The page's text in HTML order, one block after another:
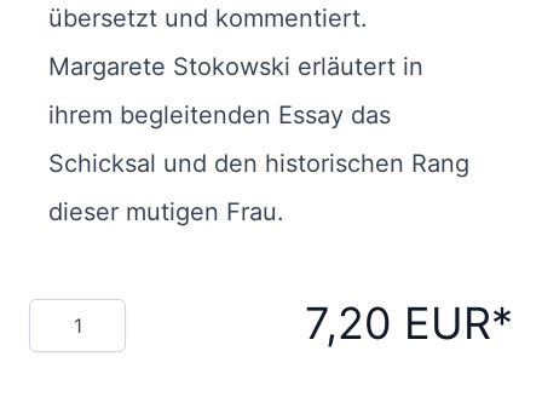
übersetzt und kommentiert.
Margarete Stokowski erläutert in
ihrem begleitenden Essay das
Schicksal und den historischen Rang
dieser mutigen Frau.
Menge 7,20 EUR